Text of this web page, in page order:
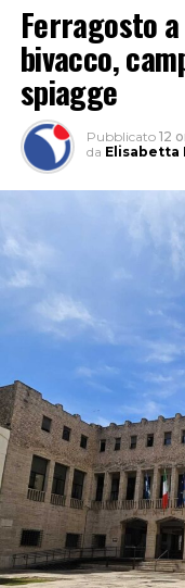
L’ipotesi è quella
il cui conducente
per verificare i
facendo perdere le
La proprietaria
denunciato
pubblicato sui
informazioni utili
individuare il
Ferragosto
bivacco,
spiagge
Pubblicato 12
da Elisabetta